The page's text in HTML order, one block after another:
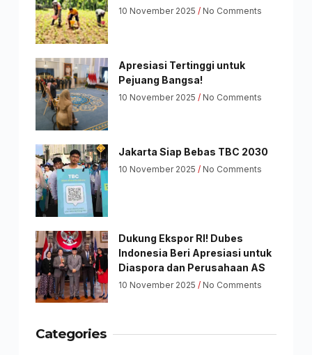
10 November 2025 No Comments
Apresiasi Tertinggi untuk
Pejuang Bangsa!
10 November 2025 No Comments
Jakarta Siap Bebas TBC 2030
10 November 2025 No Comments
Dukung Ekspor RI! Dubes
Indonesia Beri Apresiasi untuk
Diaspora dan Perusahaan AS
10 November 2025 No Comments
Categories